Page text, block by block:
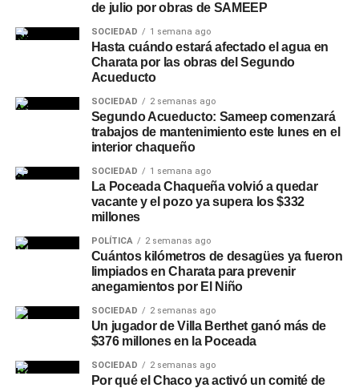
de julio por obras de SAMEEP
SOCIEDAD 1 semana ago
Hasta cuándo estará afectado el agua en
Charata por las obras del Segundo
Acueducto
SOCIEDAD 2 semanas ago
Segundo Acueducto: Sameep comenzará
trabajos de mantenimiento este lunes en el
interior chaqueño
SOCIEDAD 1 semana ago
La Poceada Chaqueña volvió a quedar
vacante y el pozo ya supera los $332
millones
POLÍTICA 2 semanas ago
Cuántos kilómetros de desagües ya fueron
limpiados en Charata para prevenir
anegamientos por El Niño
SOCIEDAD 2 semanas ago
Un jugador de Villa Berthet ganó más de
$376 millones en la Poceada
SOCIEDAD 2 semanas ago
Por qué el Chaco ya activó un comité de